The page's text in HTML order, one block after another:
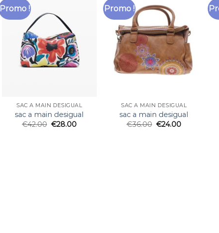
Promo !
SAC A MAIN DESIGUAL
sac a main desigual
€42.00 €28.00
Promo !
SAC A MAIN DESIGUAL
sac a main desigual
€36.00 €24.00